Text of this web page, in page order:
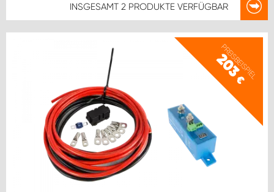
INSGESAMT 2 PRODUKTE VERFÜGBAR
PREISBEISPIEL
203
€